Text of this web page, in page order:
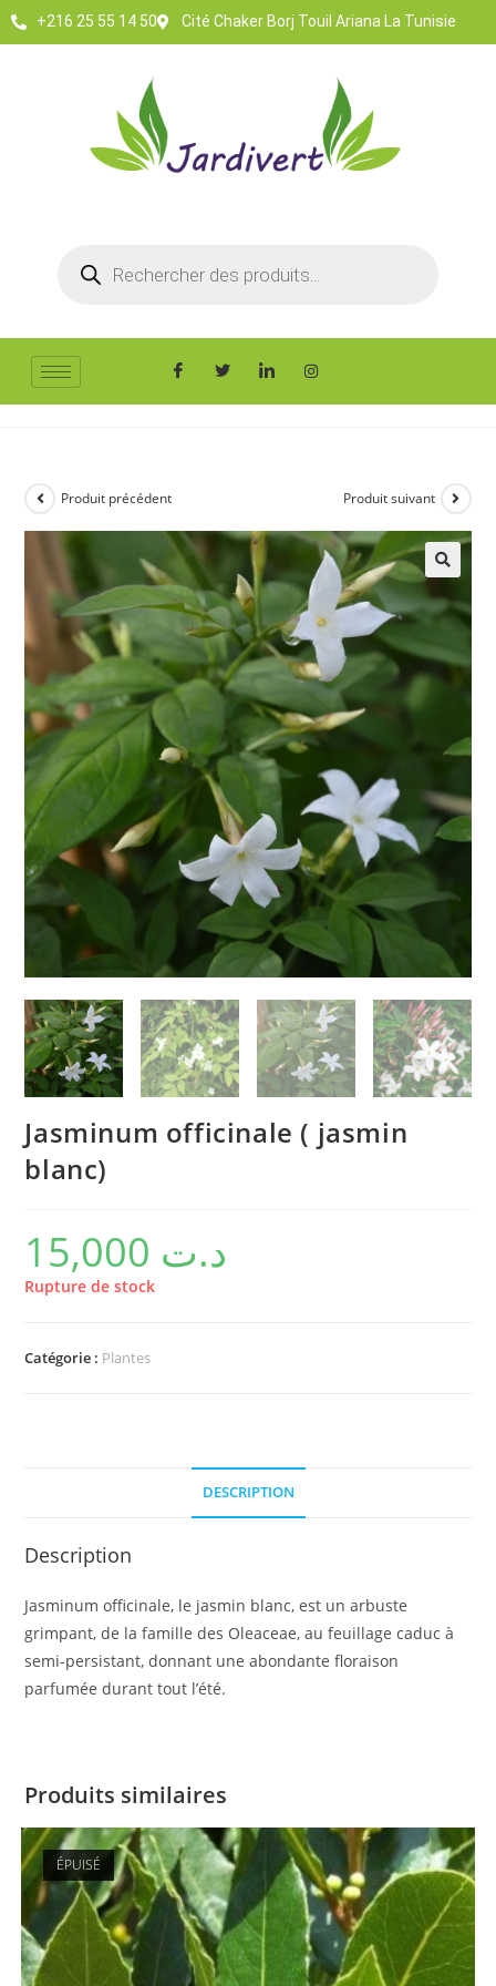
+216 25 55 14 50 Cité Chaker Borj Touil Ariana La Tunisie
Produit précédent Produit suivant
Jasminum officinale ( jasmin
blanc)
د.ت
Rupture de stock
Catégorie : Plantes
DESCRIPTION
Description
Jasminum officinale, le jasmin blanc, est un arbuste
grimpant, de la famille des Oleaceae, au feuillage caduc à
semi-persistant, donnant une abondante floraison
parfumée durant tout l’été.
Produits similaires
ÉPUISÉ